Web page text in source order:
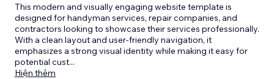
This modern and visually engaging website template is
designed for handyman services, repair companies, and
contractors looking to showcase their services professionally.
With a clean layout and user-friendly navigation, it
emphasizes a strong visual identity while making it easy for
potential cust...
Hiện thêm